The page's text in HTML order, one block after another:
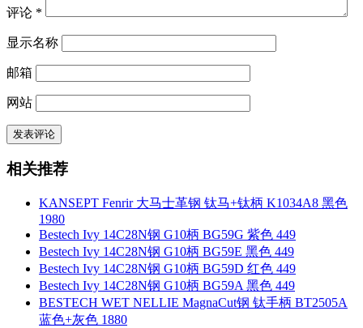
评论 *
显示名称
邮箱
网站
相关推荐
KANSEPT Fenrir 大马士革钢 钛马+钛柄 K1034A8 黑色
1980
Bestech Ivy 14C28N钢 G10柄 BG59G 紫色 449
Bestech Ivy 14C28N钢 G10柄 BG59E 黑色 449
Bestech Ivy 14C28N钢 G10柄 BG59D 红色 449
Bestech Ivy 14C28N钢 G10柄 BG59A 黑色 449
BESTECH WET NELLIE MagnaCut钢 钛手柄 BT2505A
蓝色+灰色 1880